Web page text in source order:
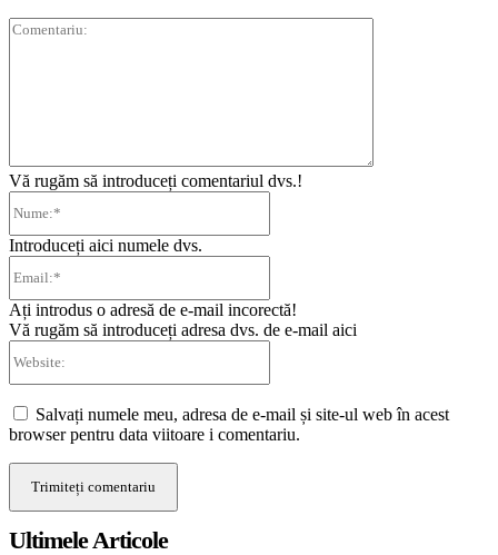
Vă rugăm să introduceți comentariul dvs.!
Introduceți aici numele dvs.
Ați introdus o adresă de e-mail incorectă!
Vă rugăm să introduceți adresa dvs. de e-mail aici
Salvați numele meu, adresa de e-mail și site-ul web în acest
browser pentru data viitoare i comentariu.
Ultimele Articole